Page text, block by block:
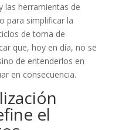
las herramientas de
para simplificar la
de toma de
que, hoy en día, no se
de entenderlos en
en consecuencia.
el